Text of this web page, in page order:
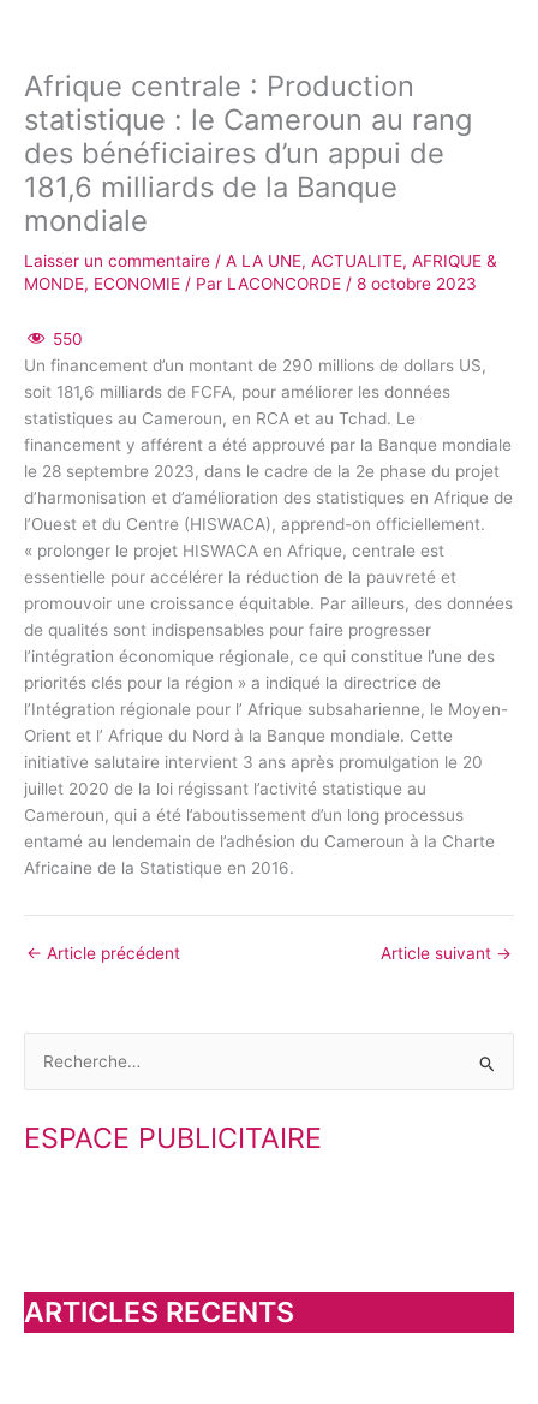
Afrique centrale : Production
statistique : le Cameroun au rang
des bénéficiaires d’un appui de
181,6 milliards de la Banque
mondiale
Laisser un commentaire / A LA UNE, ACTUALITE, AFRIQUE &
MONDE, ECONOMIE / Par LACONCORDE / 8 octobre 2023
550
Un financement d’un montant de 290 millions de dollars US,
soit 181,6 milliards de FCFA, pour améliorer les données
statistiques au Cameroun, en RCA et au Tchad. Le
financement y afférent a été approuvé par la Banque mondiale
le 28 septembre 2023, dans le cadre de la 2e phase du projet
d’harmonisation et d’amélioration des statistiques en Afrique de
l’Ouest et du Centre (HISWACA), apprend-on officiellement.
« prolonger le projet HISWACA en Afrique, centrale est
essentielle pour accélérer la réduction de la pauvreté et
promouvoir une croissance équitable. Par ailleurs, des données
de qualités sont indispensables pour faire progresser
l’intégration économique régionale, ce qui constitue l’une des
priorités clés pour la région » a indiqué la directrice de
l’Intégration régionale pour l’ Afrique subsaharienne, le Moyen-
Orient et l’ Afrique du Nord à la Banque mondiale. Cette
initiative salutaire intervient 3 ans après promulgation le 20
juillet 2020 de la loi régissant l’activité statistique au
Cameroun, qui a été l’aboutissement d’un long processus
entamé au lendemain de l’adhésion du Cameroun à la Charte
Africaine de la Statistique en 2016.
← Article précédent Article suivant →
c
h
e
ESPACE PUBLICITAIRE
ARTICLES RECENTS